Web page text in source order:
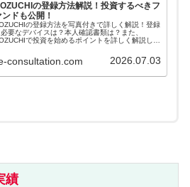
の登録方法解説！投資するべきフ
ンドも公開！
の登録方法を写真付きで詳しく解説！登録
必要なデバイスは？本人確認書類は？また、
で投資を始めるポイントを詳しく解説して
はないメリットも徹底解析しています。
consultation.com 2026.07.03
績